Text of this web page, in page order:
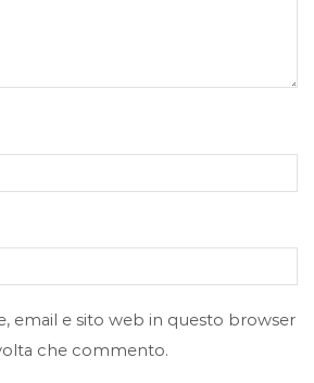
email e sito web in questo browser
che commento.